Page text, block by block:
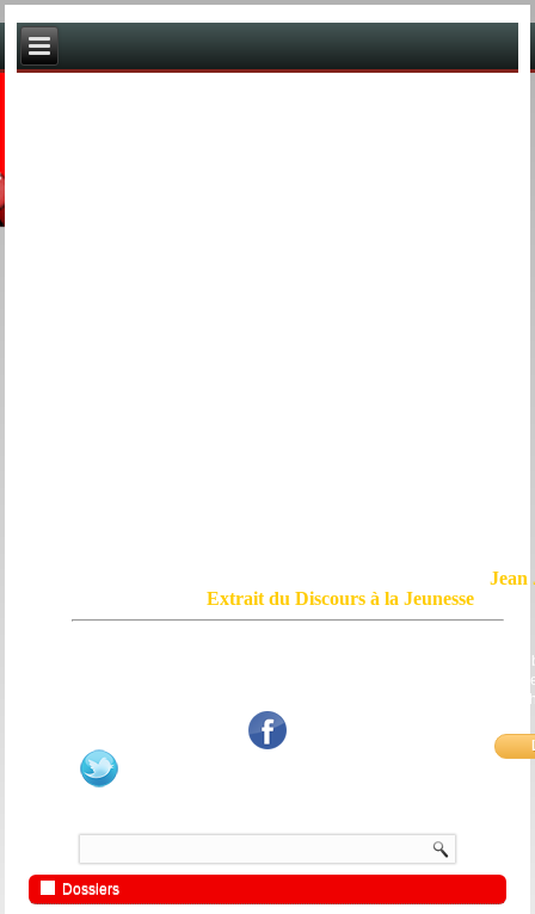
Jean
Extrait du Discours à la Jeunesse
mensonge triomphant qui passe, et de ne pas faire écho, de notre
bouche et de nos mains aux applaudissements imbéciles et aux
Dossiers